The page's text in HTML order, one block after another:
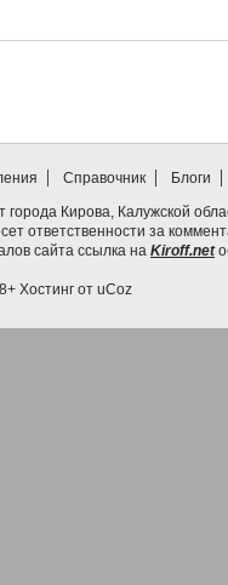
Справочник
Блоги
города Кирова, Калужской
ответственности за
сайта ссылка на Kiroff.net
Хостинг от uCoz